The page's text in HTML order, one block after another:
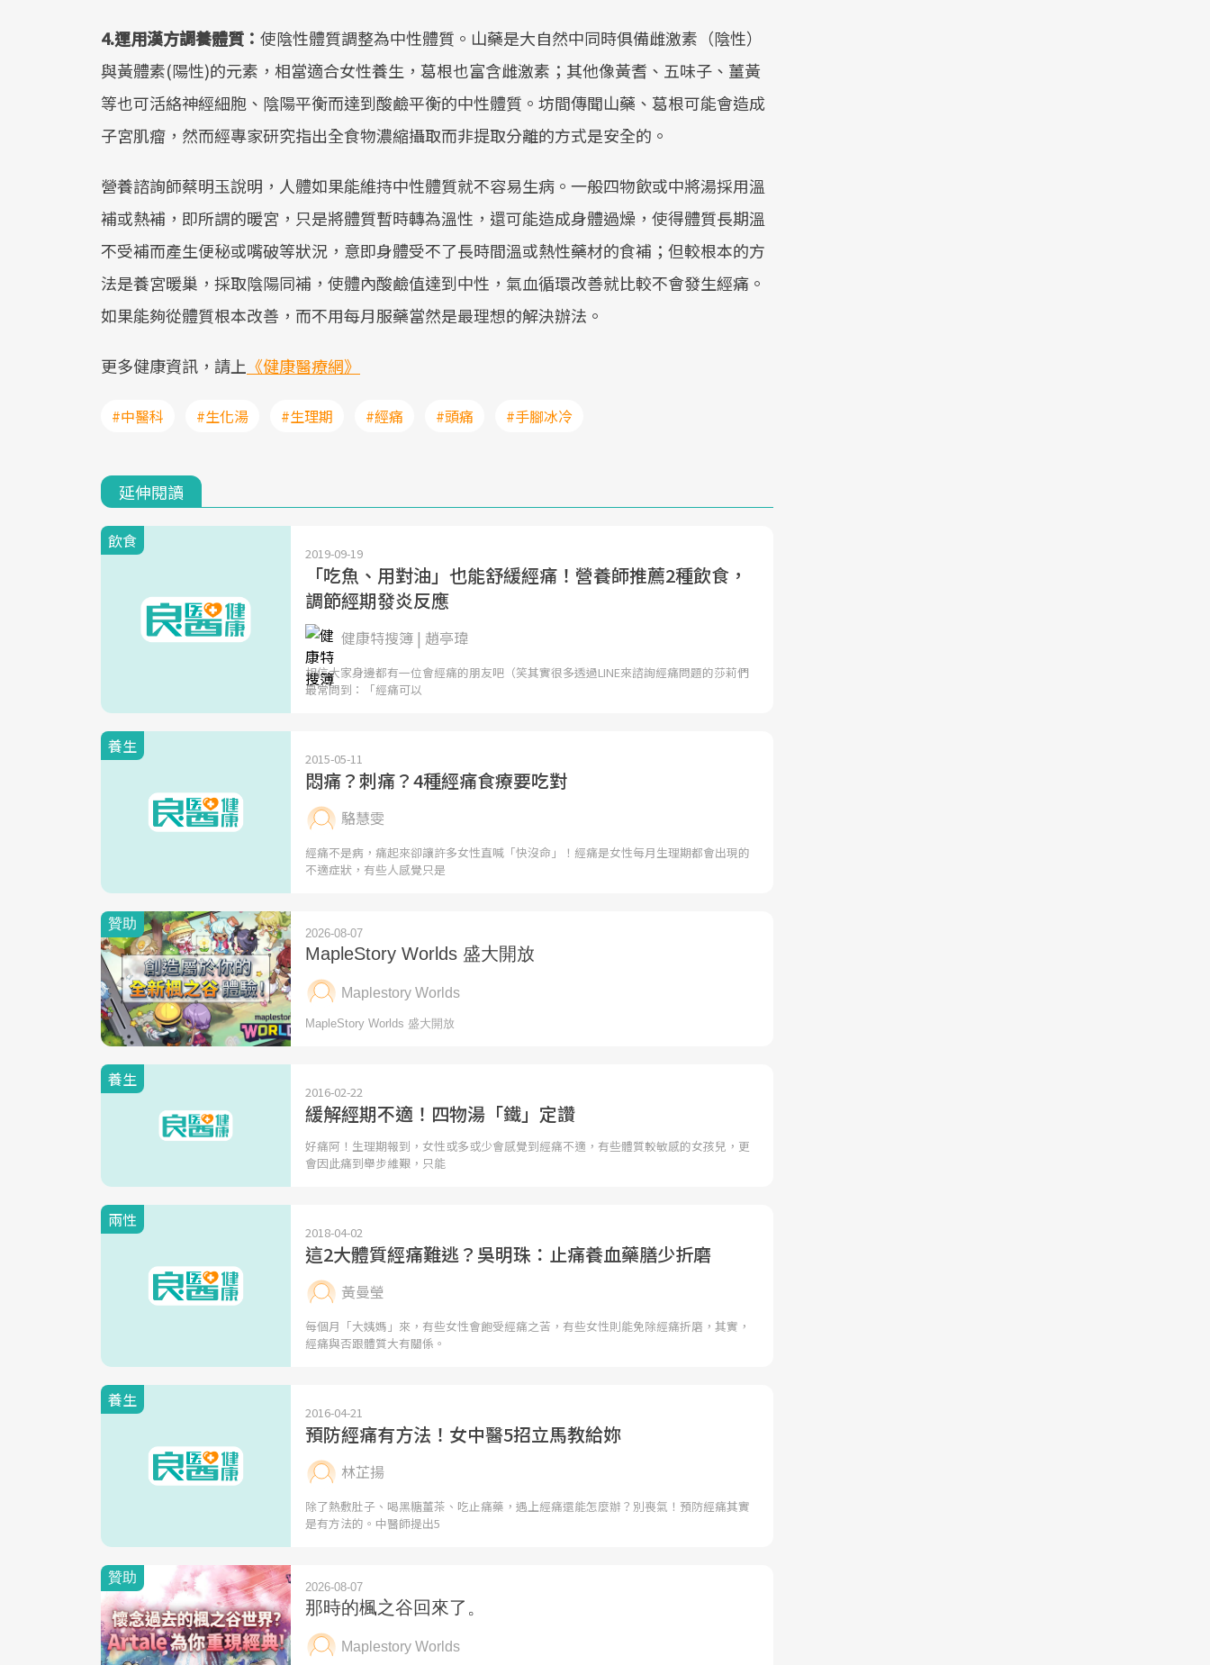
4.運用漢方調養體質： 使陰性體質調整為中性體質。山藥是大自然中同時俱備雌激素（陰性）
與黃體素(陽性)的元素，相當適合女性養生，葛根也富含雌激素；其他像黃耆、五味子、薑黃
等也可活絡神經細胞、陰陽平衡而達到酸鹼平衡的中性體質。坊間傳聞山藥、葛根可能會造成
子宮肌瘤，然而經專家研究指出全食物濃縮攝取而非提取分離的方式是安全的。
營養諮詢師蔡明玉說明，人體如果能維持中性體質就不容易生病。一般四物飲或中將湯採用溫
補或熱補，即所謂的暖宮，只是將體質暫時轉為溫性，還可能造成身體過燥，使得體質長期溫
不受補而產生便秘或嘴破等狀況，意即身體受不了長時間溫或熱性藥材的食補；但較根本的方
法是養宮暖巢，採取陰陽同補，使體內酸鹼值達到中性，氣血循環改善就比較不會發生經痛。
如果能夠從體質根本改善，而不用每月服藥當然是最理想的解決辦法。
更多健康資訊，請上 《健康醫療網》
#中醫科 #生化湯 #生理期 #經痛 #頭痛 #手腳冰冷
延伸閱讀
飲食
2019-09-19
「吃魚、用對油」也能舒緩經痛！營養師推薦2種飲食，
調節經期發炎反應
健康特搜簿 | 趙亭瑋
相信大家身邊都有一位會經痛的朋友吧（笑其實很多透過LINE來諮詢經痛問題的莎莉們
最常問到：「經痛可以
養生
2015-05-11
悶痛？刺痛？4種經痛食療要吃對
駱慧雯
經痛不是病，痛起來卻讓許多女性直喊「快沒命」！經痛是女性每月生理期都會出現的
不適症狀，有些人感覺只是
養生
2016-02-22
緩解經期不適！四物湯「鐵」定讚
好痛阿！生理期報到，女性或多或少會感覺到經痛不適，有些體質較敏感的女孩兒，更
會因此痛到舉步維艱，只能
兩性
2018-04-02
這2大體質經痛難逃？吳明珠：止痛養血藥膳少折磨
黃曼瑩
每個月「大姨媽」來，有些女性會飽受經痛之苦，有些女性則能免除經痛折磨，其實，
經痛與否跟體質大有關係。
養生
2016-04-21
預防經痛有方法！女中醫5招立馬教給妳
林芷揚
除了熱敷肚子、喝黑糖薑茶、吃止痛藥，遇上經痛還能怎麼辦？別喪氣！預防經痛其實
是有方法的。中醫師提出5